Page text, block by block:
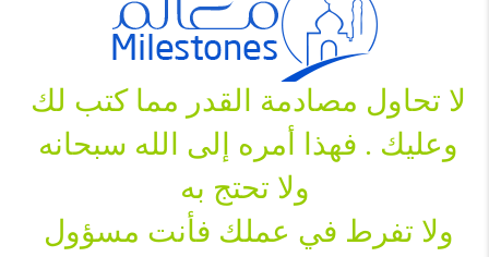
لا تحاول مصادمة القدر مما كتب لك
وعليك . فهذا أمره إلى الله سبحانه
ولا تفرط في عملك فأنت مسؤول